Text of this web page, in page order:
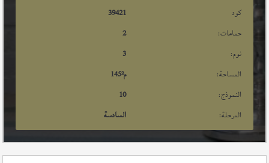
كود
39421
حمامات:
2
نوم:
3
المساحة:
145م²
النموذج:
10
المرحلة:
السادسة